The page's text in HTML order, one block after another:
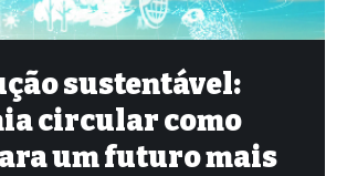
sustentável:
circular como
um futuro mais